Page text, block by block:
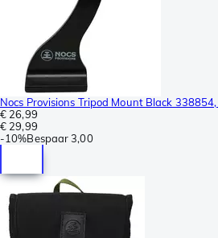
Nocs Provisions Tripod Mount Black
€ 26,99
€ 29,99
-10%Bespaar 3,00